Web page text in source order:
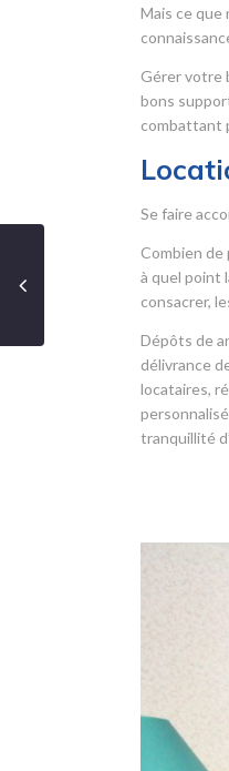
Mais ce que
Gérer votre
bons
combattant
Se faire
Combien
à quel point
consacrer,
Dépôts de
délivrance
locataires,
tranquillité